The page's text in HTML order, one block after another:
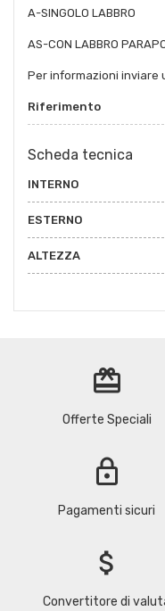
A-SINGOLO LABBRO
AS-CON LABBRO
Per informazioni inviare
Riferimento
Scheda tecnica
INTERNO
ESTERNO
ALTEZZA
redeem
Offerte Speciali
lock
Pagamenti sicuri
attach_money
Convertitore di